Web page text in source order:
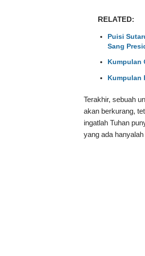
RELATED:
Puisi
Sang
Kumpulan
Kumpulan
Terakhir, sebuah
akan berkurang,
ingatlah Tuhan
yang ada